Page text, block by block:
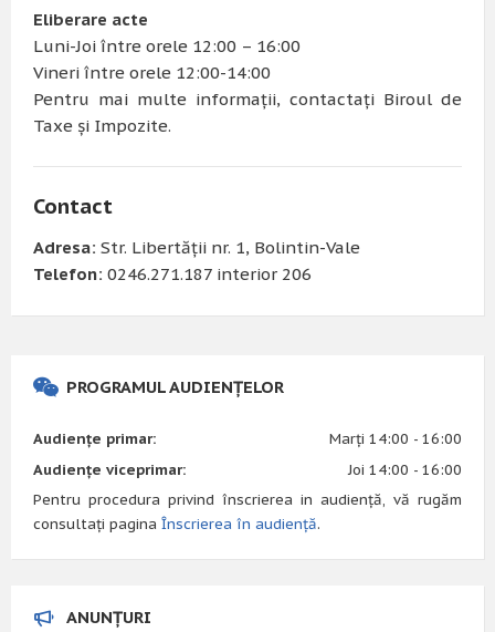
Eliberare acte
Luni-Joi între orele 12:00 – 16:00
Vineri între orele 12:00-14:00
Pentru mai multe informații, contactați Biroul de
Taxe și Impozite.
Contact
Adresa: Str. Libertății nr. 1, Bolintin-Vale
Telefon: 0246.271.187 interior 206
PROGRAMUL AUDIENȚELOR
Audiențe primar:
Marți 14:00 - 16:00
Audiențe viceprimar:
Joi 14:00 - 16:00
Pentru procedura privind înscrierea in audiență, vă rugăm
consultați pagina Înscrierea în audiență.
ANUNȚURI